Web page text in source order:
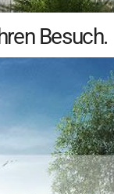
Besuch.